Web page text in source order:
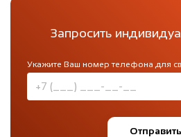
Запросить
Укажите Ваш номер телефона для
Отправить